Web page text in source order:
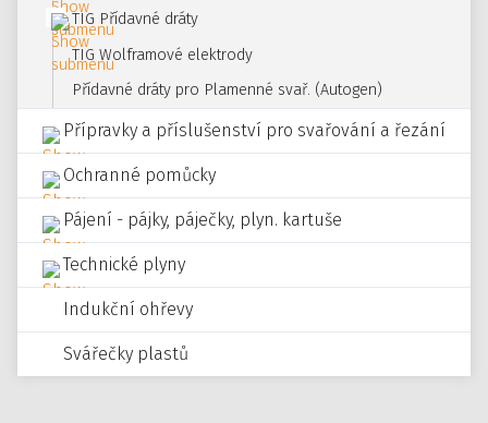
TIG Přídavné dráty
TIG Wolframové elektrody
Přídavné dráty pro Plamenné svař. (Autogen)
Přípravky a příslušenství pro svařování a řezání
Ochranné pomůcky
Pájení - pájky, páječky, plyn. kartuše
Technické plyny
Indukční ohřevy
Svářečky plastů